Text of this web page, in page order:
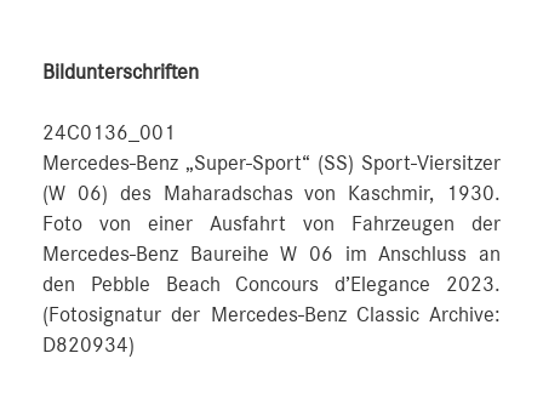
Bildunterschriften
24C0136_001
Mercedes-Benz „Super-Sport“ (SS) Sport-Viersitzer
(W 06) des Maharadschas von Kaschmir, 1930.
Foto von einer Ausfahrt von Fahrzeugen der
Mercedes-Benz Baureihe W 06 im Anschluss an
den Pebble Beach Concours d’Elegance 2023.
(Fotosignatur der Mercedes-Benz Classic Archive:
D820934)